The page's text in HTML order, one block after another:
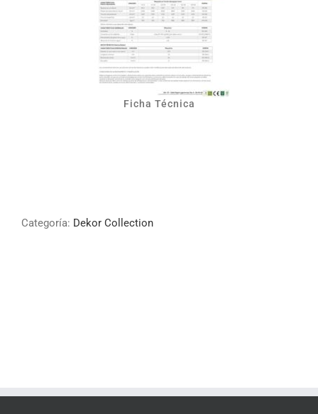
Ficha Técnica
Categoría: Dekor Collection